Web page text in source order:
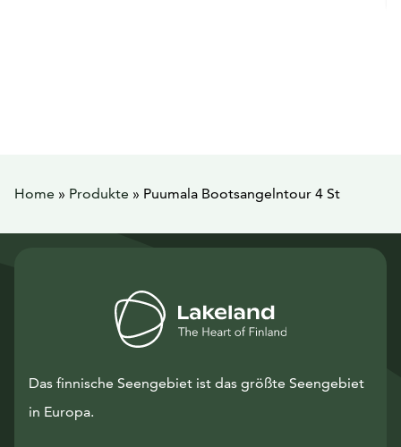
Home » Produkte » Puumala Bootsangelntour 4 St
Das finnische Seengebiet ist das größte Seengebiet
in Europa.